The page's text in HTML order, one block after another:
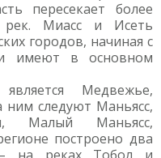
пересекает более
рек. Миасс и Исеть
городов, начиная с
имеют в основном
Медвежье,
следуют Маньясс,
Малый Маньясс,
построено два